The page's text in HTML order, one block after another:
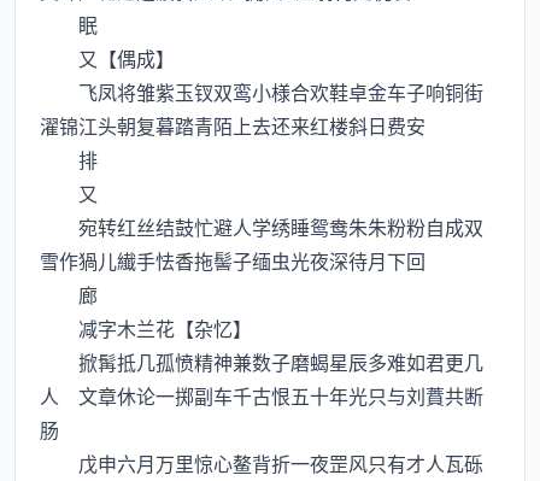
眠
又【偶成】
飞凤将雏紫玉钗双鸾小様合欢鞋卓金车子响铜街
濯锦江头朝复暮踏青陌上去还来红楼斜日费安
排
又
宛转红丝结鼓忙避人学绣睡鸳鸯朱朱粉粉自成双
雪作猧儿纎手怯香拖髻子缅虫光夜深待月下回
廊
减字木兰花【杂忆】
掀髯抵几孤愤精神兼数子磨蝎星辰多难如君更几
人 文章休论一掷副车千古恨五十年光只与刘蕡共断
肠
戊申六月万里惊心鳌背折一夜罡风只有才人瓦砾